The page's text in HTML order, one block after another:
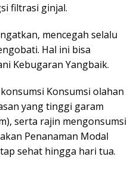
filtrasi ginjal.
mencegah selalu
Hal ini bisa
Kebugaran Yangbaik.
Konsumsi olahan
yang tinggi garam
serta rajin mengonsumsi
Penanaman Modal
sehat hingga hari tua.